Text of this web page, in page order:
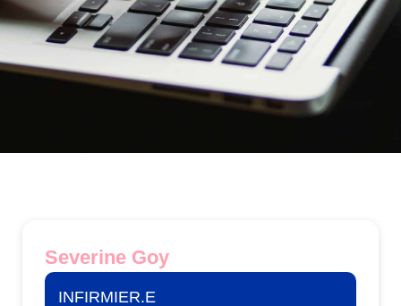
Severine Goy
INFIRMIER.E